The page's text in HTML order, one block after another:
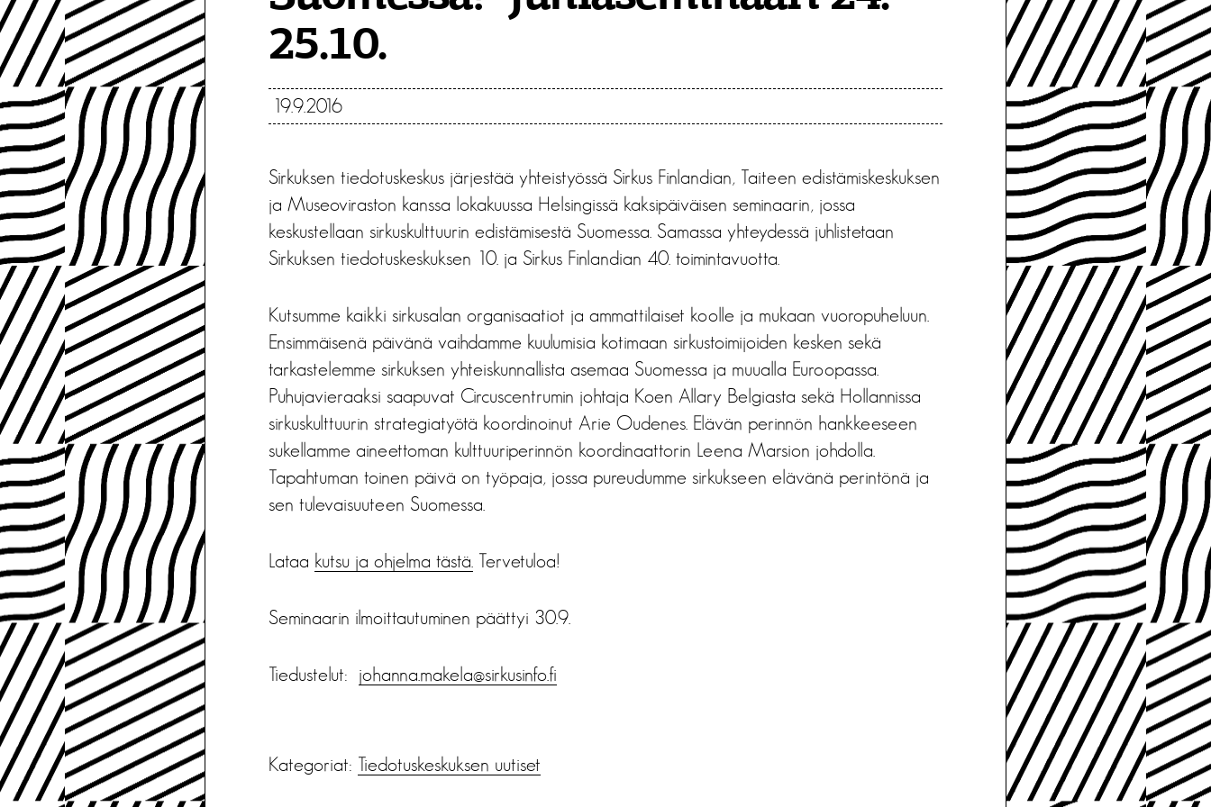
25.10.
19.9.2016
Sirkuksen tiedotuskeskus järjestää yhteistyössä Sirkus Finlandian, Taiteen edistämiskeskuksen
ja Museoviraston kanssa lokakuussa Helsingissä kaksipäiväisen seminaarin, jossa
keskustellaan sirkuskulttuurin edistämisestä Suomessa. Samassa yhteydessä juhlistetaan
Sirkuksen tiedotuskeskuksen 10. ja Sirkus Finlandian 40. toimintavuotta.
Kutsumme kaikki sirkusalan organisaatiot ja ammattilaiset koolle ja mukaan vuoropuheluun.
Ensimmäisenä päivänä vaihdamme kuulumisia kotimaan sirkustoimijoiden kesken sekä
tarkastelemme sirkuksen yhteiskunnallista asemaa Suomessa ja muualla Euroopassa.
Puhujavieraaksi saapuvat Circuscentrumin johtaja Koen Allary Belgiasta sekä Hollannissa
sirkuskulttuurin strategiatyötä koordinoinut Arie Oudenes. Elävän perinnön hankkeeseen
sukellamme aineettoman kulttuuriperinnön koordinaattorin Leena Marsion johdolla.
Tapahtuman toinen päivä on työpaja, jossa pureudumme sirkukseen elävänä perintönä ja
sen tulevaisuuteen Suomessa.
Lataa kutsu ja ohjelma tästä. Tervetuloa!
Seminaarin ilmoittautuminen päättyi 30.9.
Tiedustelut: johanna.makela@sirkusinfo.fi
Kategoriat: Tiedotus­keskuksen uutiset